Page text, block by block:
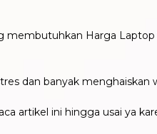
membutuhkan Harga
dan banyak menghaiskan
artikel ini hingga usai ya